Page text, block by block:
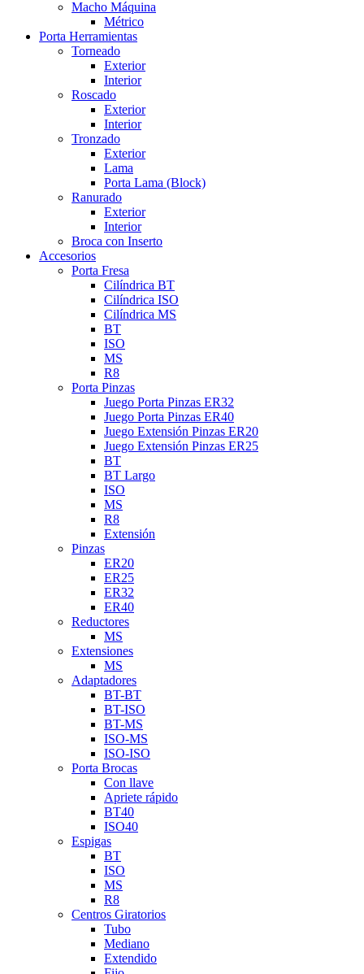
Macho Máquina
Métrico
Porta Herramientas
Torneado
Exterior
Interior
Roscado
Exterior
Interior
Tronzado
Exterior
Lama
Porta Lama (Block)
Ranurado
Exterior
Interior
Broca con Inserto
Accesorios
Porta Fresa
Cilíndrica BT
Cilíndrica ISO
Cilíndrica MS
BT
ISO
MS
R8
Porta Pinzas
Juego Porta Pinzas ER32
Juego Porta Pinzas ER40
Juego Extensión Pinzas ER20
Juego Extensión Pinzas ER25
BT
BT Largo
ISO
MS
R8
Extensión
Pinzas
ER20
ER25
ER32
ER40
Reductores
MS
Extensiones
MS
Adaptadores
BT-BT
BT-ISO
BT-MS
ISO-MS
ISO-ISO
Porta Brocas
Con llave
Apriete rápido
BT40
ISO40
Espigas
BT
ISO
MS
R8
Centros Giratorios
Tubo
Mediano
Extendido